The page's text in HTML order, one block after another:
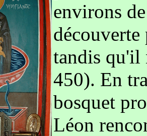
environs
découverte
tandis qu'il
450). En
bosquet
Léon